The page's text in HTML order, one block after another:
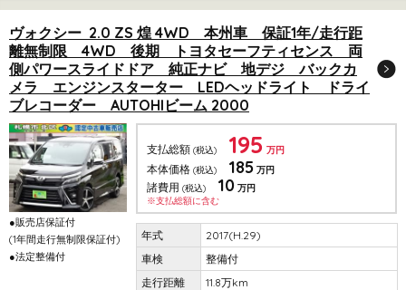
ヴォクシー 2.0 ZS 煌 4WD 本州車 保証1年/走行距
離無制限 4WD 後期 トヨタセーフティセンス 両
側パワースライドドア 純正ナビ 地デジ バックカ
メラ エンジンスターター LEDヘッドライト ドライ
ブレコーダー AUTOHIビーム 2000
●販売店保証付
(1年間走行無制限保証付)
●法定整備付
支払総額 (税込) 195 万円
本体価格 (税込) 185 万円
諸費用 (税込) 10 万円
※支払総額に含む
2017(H.29)
整備付
11.8万km